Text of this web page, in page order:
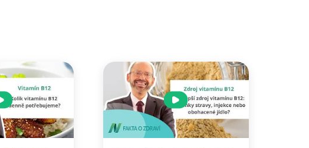
A O Ogunseyinde, A O Adeyinka.
H Hendrie, Y Huang. Global prevalence
H Campbell, W Wang, I Rudan.
A systematic review and analysis.